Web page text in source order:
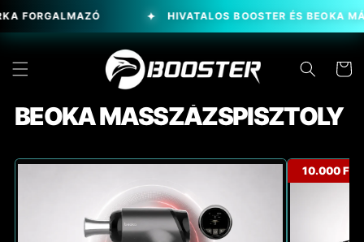
Ugrás a
HIVATALOS BOOSTER ÉS BEOKA
Kosár
BEOKA MASSZÁZSPISZTOLY
10.000 FT